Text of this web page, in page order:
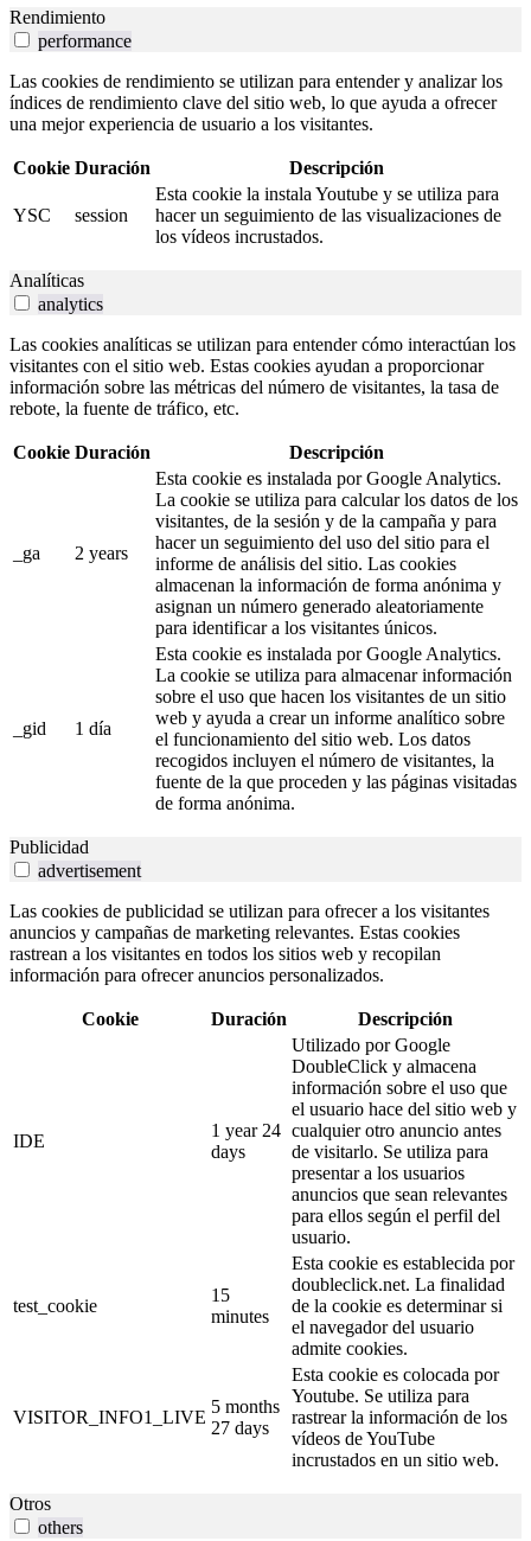
Rendimiento
performance
Las cookies de rendimiento se utilizan para entender y analizar los
índices de rendimiento clave del sitio web, lo que ayuda a ofrecer
una mejor experiencia de usuario a los visitantes.
Cookie Duración Descripción
YSC session
Esta cookie la instala Youtube y se utiliza para
hacer un seguimiento de las visualizaciones de
los vídeos incrustados.
Analíticas
analytics
Las cookies analíticas se utilizan para entender cómo interactúan los
visitantes con el sitio web. Estas cookies ayudan a proporcionar
información sobre las métricas del número de visitantes, la tasa de
rebote, la fuente de tráfico, etc.
Cookie Duración Descripción
_ga 2 years
Esta cookie es instalada por Google Analytics.
La cookie se utiliza para calcular los datos de los
visitantes, de la sesión y de la campaña y para
hacer un seguimiento del uso del sitio para el
informe de análisis del sitio. Las cookies
almacenan la información de forma anónima y
asignan un número generado aleatoriamente
para identificar a los visitantes únicos.
_gid 1 día
Esta cookie es instalada por Google Analytics.
La cookie se utiliza para almacenar información
sobre el uso que hacen los visitantes de un sitio
web y ayuda a crear un informe analítico sobre
el funcionamiento del sitio web. Los datos
recogidos incluyen el número de visitantes, la
fuente de la que proceden y las páginas visitadas
de forma anónima.
Publicidad
advertisement
Las cookies de publicidad se utilizan para ofrecer a los visitantes
anuncios y campañas de marketing relevantes. Estas cookies
rastrean a los visitantes en todos los sitios web y recopilan
información para ofrecer anuncios personalizados.
Cookie Duración Descripción
IDE
1 year 24
days
Utilizado por Google
DoubleClick y almacena
información sobre el uso que
el usuario hace del sitio web y
cualquier otro anuncio antes
de visitarlo. Se utiliza para
presentar a los usuarios
anuncios que sean relevantes
para ellos según el perfil del
usuario.
test_cookie
15
minutes
Esta cookie es establecida por
doubleclick.net. La finalidad
de la cookie es determinar si
el navegador del usuario
admite cookies.
VISITOR_INFO1_LIVE
5 months
27 days
Esta cookie es colocada por
Youtube. Se utiliza para
rastrear la información de los
vídeos de YouTube
incrustados en un sitio web.
Otros
others